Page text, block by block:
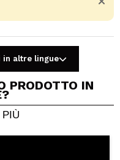
una foto
Immaginalo...
in altre lingue
PRODOTTO IN